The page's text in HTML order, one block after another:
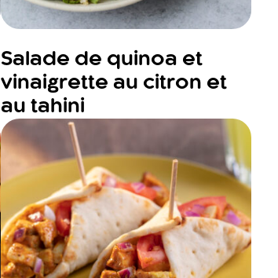
Salade de quinoa et
vinaigrette au citron et
au tahini